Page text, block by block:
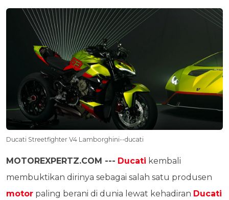
Ducati Streetfighter V4 Lamborghini--ducati
MOTOREXPERTZ.COM --- Ducati kembali
membuktikan dirinya sebagai salah satu produsen
motor paling berani di dunia lewat kehadiran Ducati